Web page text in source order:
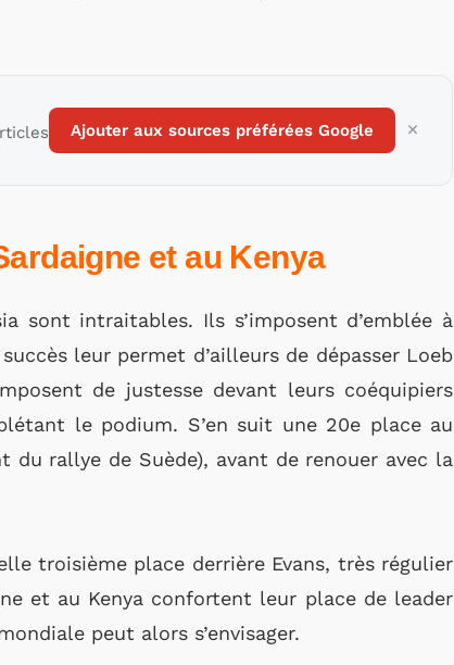
Ajouter aux sources préférées Google
et au Kenya
sont intraitables. Ils s’imposent d’emblée à
leur permet d’ailleurs de dépasser Loeb
de justesse devant leurs coéquipiers
le podium. S’en suit une 20e place au
du rallye de Suède), avant de renouer avec la
troisième place derrière Evans, très régulier
et au Kenya confortent leur place de leader
peut alors s’envisager.